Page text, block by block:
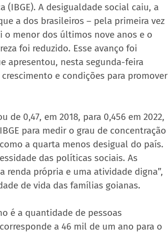
A desigualdade social caiu, a
a dos brasileiros – pela primeira vez
o menor dos últimos nove anos e o
foi reduzido. Esse avanço foi
apresentou, nesta segunda-feira
e condições para promover
0,47, em 2018, para 0,456 em 2022,
para medir o grau de concentração
a quarta menos desigual do país.
das políticas sociais. As
renda própria e uma atividade digna”,
de vida das famílias goianas.
é a quantidade de pessoas
a 46 mil de um ano para o